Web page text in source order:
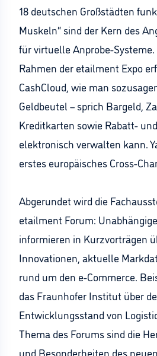
18 deutschen Großstädten
Muskeln“ sind der Kern des
für virtuelle Anprobe-
Rahmen der etailment Expo
CashCloud, wie man
Geldbeutel – sprich Bargeld,
Kreditkarten sowie Rabatt-
elektronisch verwalten kann.
erstes europäisches Cross-
Abgerundet wird die
etailment Forum:
informieren in Kurzvorträgen
Innovationen, aktuelle
rund um den e-Commerce.
das Fraunhofer Institut über
Entwicklungsstand von
Thema des Forums sind die
und Besonderheiten des